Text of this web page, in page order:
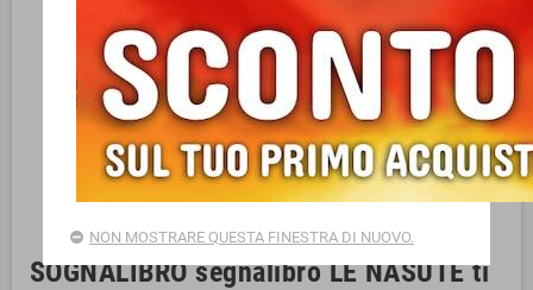
SOGNALIBRO segnalibro LE NASUTE ti
NON MOSTRARE QUESTA FINESTRA DI NUOVO.